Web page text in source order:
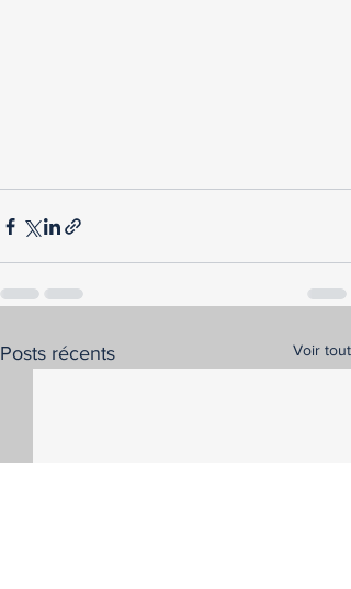
Posts récents Voir tout